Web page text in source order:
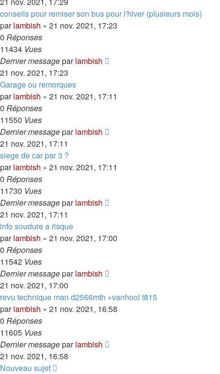
conseils pour remiser son bus pour l'hiver (plusieurs mois)
parlambish » 21 nov. 2021, 17:23
0 Réponses
11434 Vues
Dernier messageparlambish
21 nov. 2021, 17:23
Garage ou remorques
parlambish » 21 nov. 2021, 17:11
0 Réponses
11550 Vues
Dernier messageparlambish
21 nov. 2021, 17:11
siege de car par 3 ?
parlambish » 21 nov. 2021, 17:11
0 Réponses
11730 Vues
Dernier messageparlambish
21 nov. 2021, 17:11
info soudure a risque
parlambish » 21 nov. 2021, 17:00
0 Réponses
11542 Vues
Dernier messageparlambish
21 nov. 2021, 17:00
revu technique man d2566mth +vanhool t815
parlambish » 21 nov. 2021, 16:58
0 Réponses
11605 Vues
Dernier messageparlambish
21 nov. 2021, 16:58
Nouveau sujet